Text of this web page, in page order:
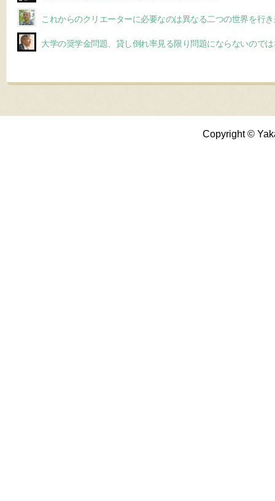
これからのクリエーターに必要なのは異なる二つの世界を行
大学の奨学金問題、貸し倒れ率見る限り問題にならないので
Copyright ©